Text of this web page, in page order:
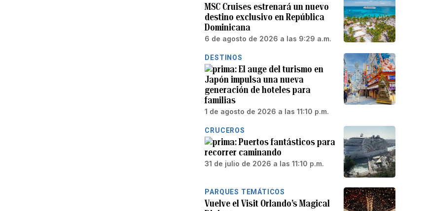
MSC Cruises estrenará un nuevo
destino exclusivo en República
Dominicana
6 de agosto de 2026 a las 9:29 a.m.
DESTINOS
El auge del turismo en
Japón impulsa una nueva
generación de hoteles para
familias
1 de agosto de 2026 a las 11:10 p.m.
CRUCEROS
Puertos fantásticos para
recorrer caminando
31 de julio de 2026 a las 11:10 p.m.
PARQUES TEMÁTICOS
Vuelve el Visit Orlando’s Magical